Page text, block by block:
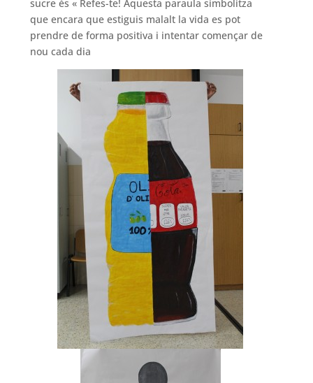
sucre és « Refes-te! Aquesta paraula simbolitza
que encara que estiguis malalt la vida es pot
prendre de forma positiva i intentar començar de
nou cada dia